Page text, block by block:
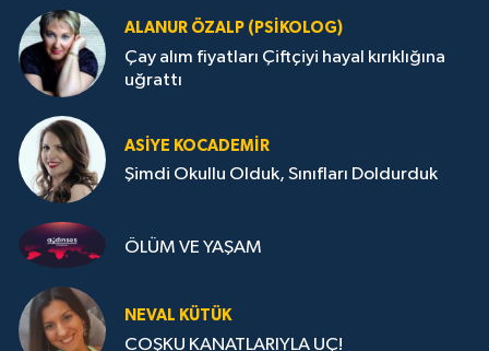
ALANUR ÖZALP (PSIKOLOG)
Çay alım fiyatları Çiftçiyi hayal kırıklığına
uğrattı
ASIYE KOCADEMİR
Şimdi Okullu Olduk, Sınıfları Doldurduk
ÖLÜM VE YAŞAM
NEVAL KÜTÜK
COŞKU KANATLARIYLA UÇ!